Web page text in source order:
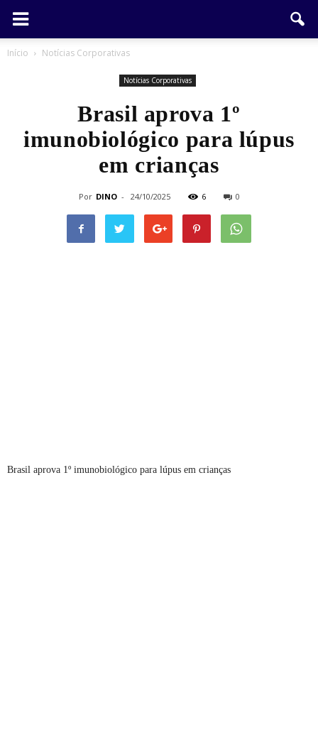
Início Notícias Corporativas
Notícias Corporativas
Brasil aprova 1º
imunobiológico para lúpus
em crianças
Por DINO - 24/10/2025 6 0
Brasil aprova 1º imunobiológico para lúpus em crianças